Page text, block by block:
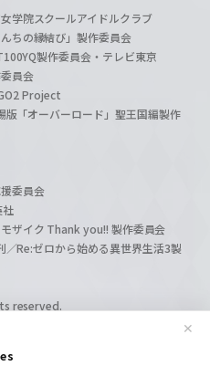
✕
学院スクールアイドルクラブ
ちの縁結び」製作委員会
製作委員会・テレビ東京
員会
Project
「オーバーロード」聖王国編製作
委員会
ザイク Thank you!! 製作委員会
Re:ゼロから始める異世界生活3製
reserved.